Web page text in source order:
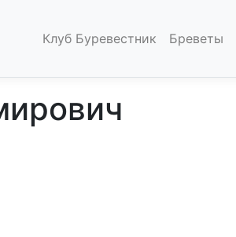
Клуб Буревестник Бреветы